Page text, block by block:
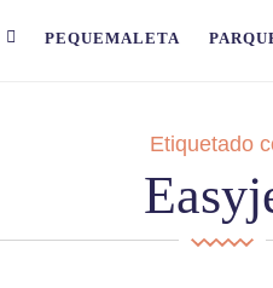
PEQUEMALETA
Etiquetado